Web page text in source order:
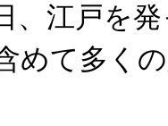
、江戸を
めて多く